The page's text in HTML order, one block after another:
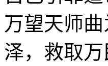
万望天师
泽，救取